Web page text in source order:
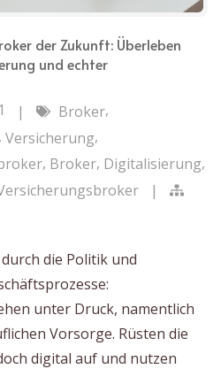
der Zukunft: Überleben
und echter
| Broker,
, Versicherung,
, Broker, Digitalisierung,
|
die Politik und
unter Druck, namentlich
Vorsorge. Rüsten die
digital auf und nutzen